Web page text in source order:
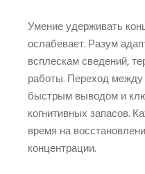
Умение удерживать
ослабевает. Разум
всплескам сведений,
работы. Переход между
быстрым выводом и
когнитивных запасов.
время на
концентрации.